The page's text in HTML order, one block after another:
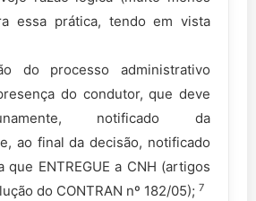
essa prática, tendo em vista
do processo administrativo
do condutor, que deve
notificado da
e, ao final da decisão, notificado
que ENTREGUE a CNH (artigos
do CONTRAN nº 182/05); 7